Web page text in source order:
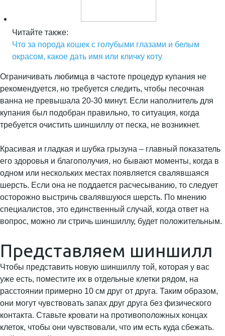
Читайте также:
Что за порода кошек с голубыми глазами и белым
окрасом, какое дать имя или кличку коту
Ограничивать любимца в частоте процедур купания не
рекомендуется, но требуется следить, чтобы песочная
ванна не превышала 20-30 минут. Если наполнитель для
купания был подобран правильно, то ситуация, когда
требуется очистить шиншиллу от песка, не возникнет.
Красивая и гладкая и шубка грызуна – главный показатель
его здоровья и благополучия, но бывают моменты, когда в
одном или нескольких местах появляется свалявшаяся
шерсть. Если она не поддается расчесыванию, то следует
осторожно выстричь свалявшуюся шерсть. По мнению
специалистов, это единственный случай, когда ответ на
вопрос, можно ли стричь шиншиллу, будет положительным.
Представляем шиншилл
Чтобы представить новую шиншиллу той, которая у вас
уже есть, поместите их в отдельные клетки рядом, на
расстоянии примерно 10 см друг от друга. Таким образом,
они могут чувствовать запах друг друга без физического
контакта. Ставьте кровати на противоположных концах
клеток, чтобы они чувствовали, что им есть куда сбежать.